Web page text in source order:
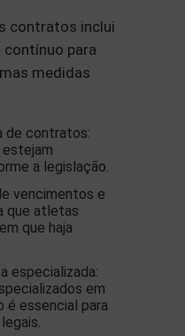
contratos inclui
para
medidas
de contratos:
estejam
a legislação.
vencimentos e
que atletas
que haja
especializada:
em
é essencial para